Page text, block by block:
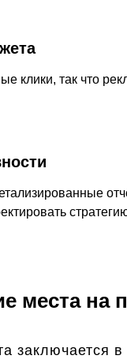
клики, так что
места на